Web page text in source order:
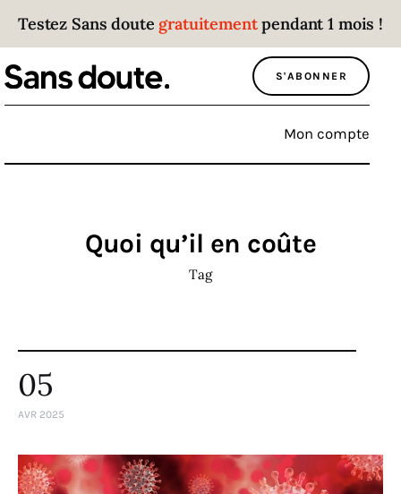
Testez Sans doute gratuitementpendant 1 mois !
S'ABONNER
Mon compte
Sans doute
Parce que plus personne n’écoute les gens
qui ont des choses à dire.
Politique
Sport
Société
Idées
Quoi qu’il en coûte
Tag
05
AVR 2025